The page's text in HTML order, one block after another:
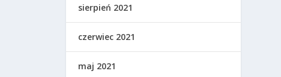
sierpień 2021
czerwiec 2021
maj 2021